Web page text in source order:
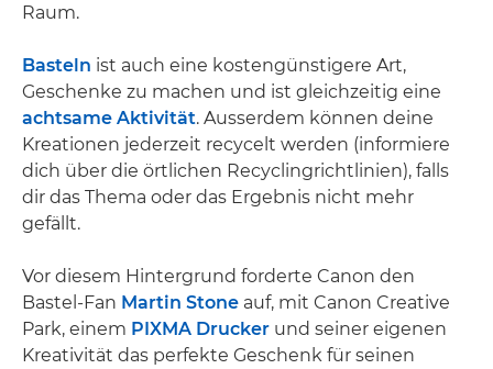
Raum.
Basteln ist auch eine kostengünstigere Art,
Geschenke zu machen und ist gleichzeitig eine
achtsame Aktivität. Ausserdem können deine
Kreationen jederzeit recycelt werden (informiere
dich über die örtlichen Recyclingrichtlinien), falls
dir das Thema oder das Ergebnis nicht mehr
gefällt.
Vor diesem Hintergrund forderte Canon den
Bastel-Fan Martin Stone auf, mit Canon Creative
Park, einem PIXMA Drucker und seiner eigenen
Kreativität das perfekte Geschenk für seinen